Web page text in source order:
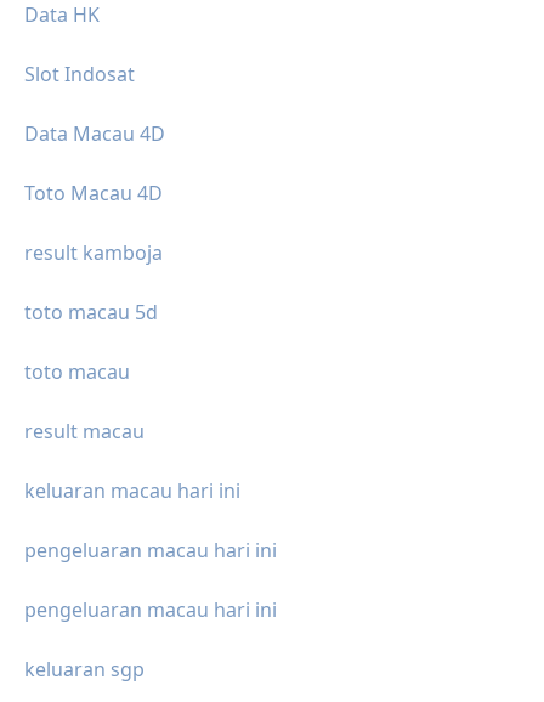
Data HK
Slot Indosat
Data Macau 4D
Toto Macau 4D
result kamboja
toto macau 5d
toto macau
result macau
keluaran macau hari ini
pengeluaran macau hari ini
pengeluaran macau hari ini
keluaran sgp